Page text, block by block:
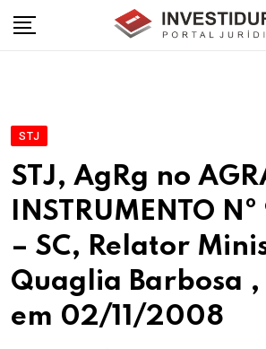
STJ
STJ, AgRg no
INSTRUMENTO
– SC, Relator
Quaglia Barbosa
em 02/11/2008